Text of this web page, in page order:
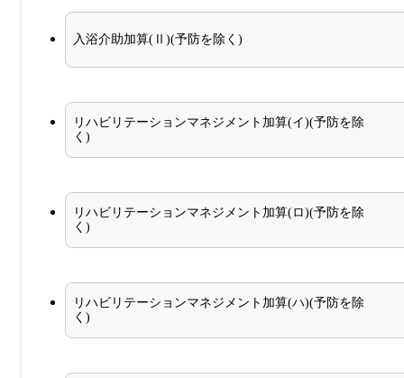
入浴介助加算(Ⅱ)(予防を除く)
リハビリテーションマネジメント加算(イ)(予防を除
く)
リハビリテーションマネジメント加算(ロ)(予防を除
く)
リハビリテーションマネジメント加算(ハ)(予防を除
く)